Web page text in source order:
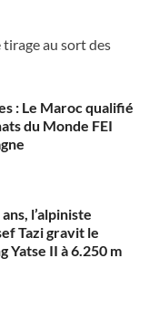
tirage au sort des
: Le Maroc qualifié
du Monde FEI
l’alpiniste
Tazi gravit le
Yatse II à 6.250 m